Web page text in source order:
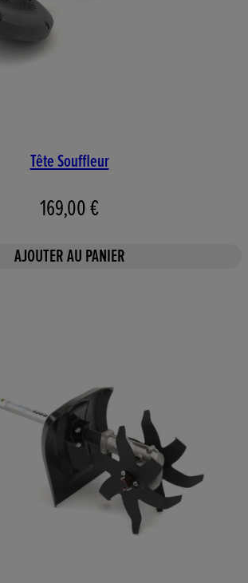
Tête Souffleur
169,00 €
AJOUTER AU PANIER